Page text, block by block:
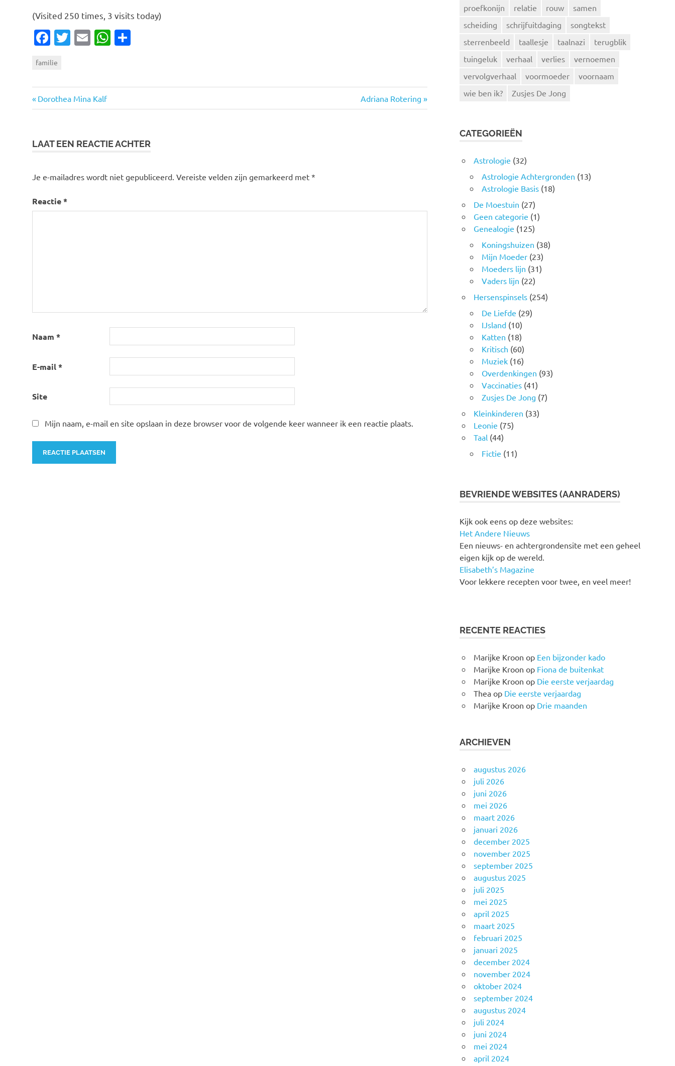
(Visited 250 times, 3 visits today)
Facebook
Twitter
EmailWhatsApp
familie
Bericht
Vorige
bericht:
Dorothea Mina Kalf
Volgende
bericht:
Adriana Rotering
LAAT EEN REACTIE ACHTER
Je e-mailadres wordt niet gepubliceerd. Vereiste velden zijn gemarkeerd met *
Reactie*
Naam *
E-mail*
Site
Mijn naam, e-mail en site opslaan in deze browser voor de volgende keer wanneer ik een reactie plaats.
proefkonijn
relatie rouw
samen
scheiding
schrijfuitdaging
songtekst
sterrenbeeld
taallesje taalnazi
terugblik
tuingeluk
verhaal verlies
vernoemen
vervolgverhaal
voormoeder
voornaam
wie ben ik?
Zusjes De Jong
CATEGORIEËN
Astrologie (32)
Astrologie Achtergronden (13)
Astrologie Basis (18)
De Moestuin (27)
Geen categorie (1)
Genealogie (125)
Koningshuizen (38)
Mijn Moeder (23)
Moeders lijn (31)
Vaders lijn (22)
Hersenspinsels (254)
De Liefde (29)
IJsland (10)
Katten (18)
Kritisch (60)
Muziek (16)
Overdenkingen (93)
Vaccinaties (41)
Zusjes De Jong (7)
Kleinkinderen (33)
Leonie (75)
Taal (44)
Fictie (11)
BEVRIENDE WEBSITES (AANRADERS)
Kijk ook eens op deze websites:
Het Andere Nieuws
Een nieuws- en achtergrondensite met een geheel
eigen kijk op de wereld.
Elisabeth’s Magazine
Voor lekkere recepten voor twee, en veel meer!
RECENTE REACTIES
Marijke Kroon op Een bijzonder kado
Marijke Kroon op Fiona de buitenkat
Marijke Kroon op Die eerste verjaardag
Thea op Die eerste verjaardag
Marijke Kroon op Drie maanden
ARCHIEVEN
augustus 2026
juli 2026
juni 2026
mei 2026
maart 2026
januari 2026
december 2025
november 2025
september 2025
augustus 2025
juli 2025
mei 2025
april 2025
maart 2025
februari 2025
januari 2025
december 2024
november 2024
oktober 2024
september 2024
augustus 2024
juli 2024
juni 2024
mei 2024
april 2024